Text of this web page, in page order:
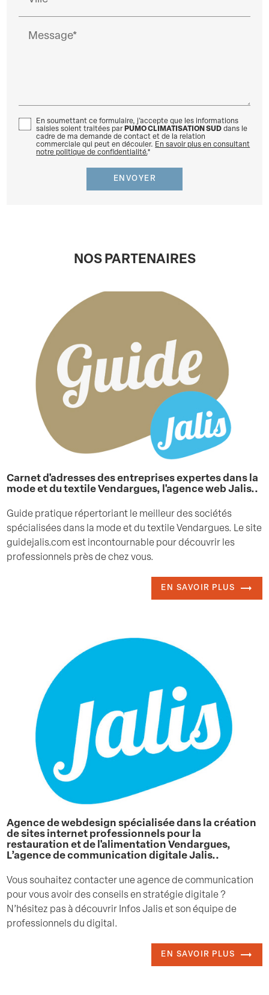
Message*
En soumettant ce formulaire, j'accepte que les informations
saisies soient traitées par PUMO CLIMATISATION SUD dans le
cadre de ma demande de contact et de la relation
commerciale qui peut en découler. En savoir plus en consultant
notre politique de confidentialité.*
NOS PARTENAIRES
Carnet d'adresses des entreprises expertes dans la
mode et du textile Vendargues, l'agence web Jalis..
Guide pratique répertoriant le meilleur des sociétés
spécialisées dans la mode et du textile Vendargues. Le site
guidejalis.com est incontournable pour découvrir les
professionnels près de chez vous.
EN SAVOIR PLUS
Agence de webdesign spécialisée dans la création
de sites internet professionnels pour la
restauration et de l'alimentation Vendargues,
L’agence de communication digitale Jalis..
Vous souhaitez contacter une agence de communication
pour vous avoir des conseils en stratégie digitale ?
N’hésitez pas à découvrir Infos Jalis et son équipe de
professionnels du digital.
EN SAVOIR PLUS